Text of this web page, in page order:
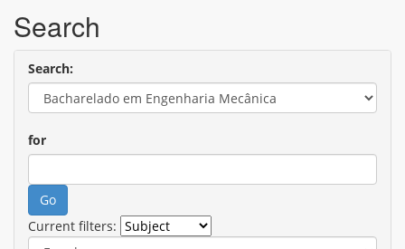
Search
Search:
for
Current filters: